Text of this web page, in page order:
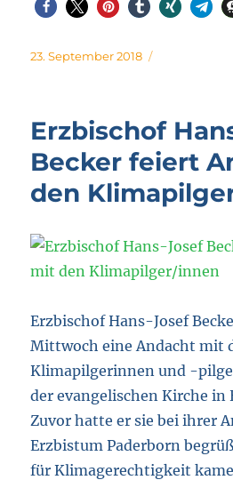
Posted
23. September 2018
Erzbischof
Becker feiert
den
Erzbischof Hans-Josef
Mittwoch eine Andacht mit
Klimapilgerinnen und -
der evangelischen Kirche in
Zuvor hatte er sie bei ihrer
Erzbistum Paderborn
für Klimagerechtigkeit